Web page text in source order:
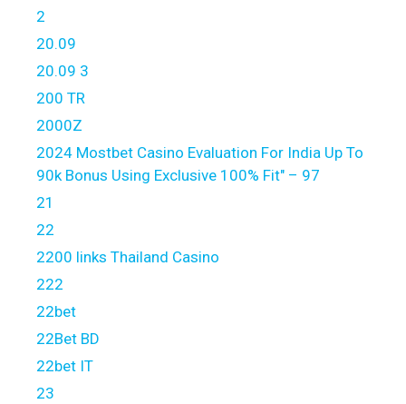
2
20.09
20.09 3
200 TR
2000Z
2024 Mostbet Casino Evaluation For India Up To
90k Bonus Using Exclusive 100% Fit" – 97
21
22
2200 links Thailand Casino
222
22bet
22Bet BD
22bet IT
23